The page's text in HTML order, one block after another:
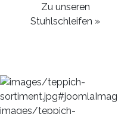
Zu unseren
Stuhlschleifen »